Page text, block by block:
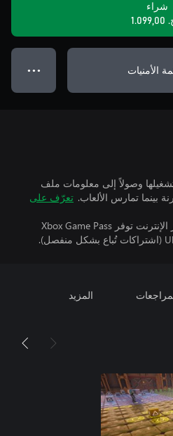
شراء
الأمنيات ● ● ●
وصولاً إلى معلومات ملف
تعرّف على
تتطلب اللعبة متعددة اللاعبين عبر الإنترنت توفر Xbox Game Pass
المزيد